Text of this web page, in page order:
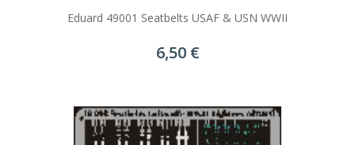
Eduard 49001 Seatbelts USAF & USN WWII
6,50 €